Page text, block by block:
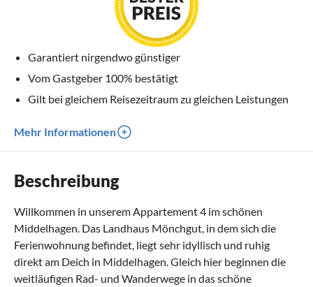
Garantiert nirgendwo günstiger
Vom Gastgeber 100% bestätigt
Gilt bei gleichem Reisezeitraum zu gleichen Leistungen
Mehr Informationen
Beschreibung
Willkommen in unserem Appartement 4 im schönen
Middelhagen. Das Landhaus Mönchgut, in dem sich die
Ferienwohnung befindet, liegt sehr idyllisch und ruhig
direkt am Deich in Middelhagen. Gleich hier beginnen die
weitläufigen Rad- und Wanderwege in das schöne